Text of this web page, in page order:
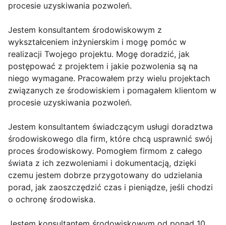
procesie uzyskiwania pozwoleń.
Jestem konsultantem środowiskowym z
wykształceniem inżynierskim i mogę pomóc w
realizacji Twojego projektu. Mogę doradzić, jak
postępować z projektem i jakie pozwolenia są na
niego wymagane. Pracowałem przy wielu projektach
związanych ze środowiskiem i pomagałem klientom w
procesie uzyskiwania pozwoleń.
Jestem konsultantem świadczącym usługi doradztwa
środowiskowego dla firm, które chcą usprawnić swój
proces środowiskowy. Pomogłem firmom z całego
świata z ich zezwoleniami i dokumentacją, dzięki
czemu jestem dobrze przygotowany do udzielania
porad, jak zaoszczędzić czas i pieniądze, jeśli chodzi
o ochronę środowiska.